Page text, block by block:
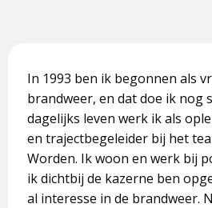
In 1993 ben ik begonnen als
brandweer, en dat doe ik nog
dagelijks leven werk ik als
en trajectbegeleider bij het
Worden. Ik woon en werk bij
ik dichtbij de kazerne ben
al interesse in de brandweer.